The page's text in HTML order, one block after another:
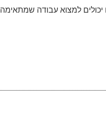
למצוא עבודה שמתאימה